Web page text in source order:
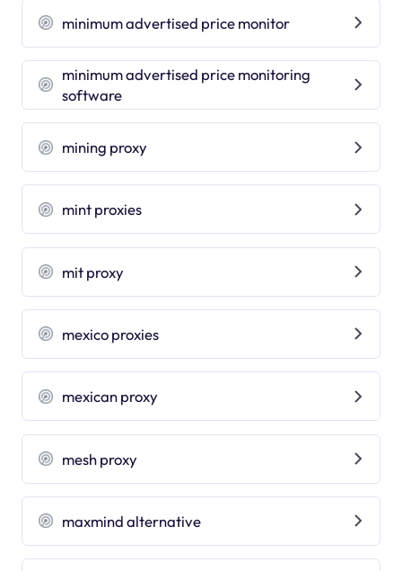
minimum advertised price monitor
minimum advertised price monitoring
software
mining proxy
mint proxies
mit proxy
mexico proxies
mexican proxy
mesh proxy
maxmind alternative